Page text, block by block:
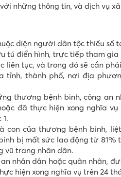
những thông tin, và dịch vụ
diện người dân tộc thiểu số
tú điển hình, trực tiếp tham
liên tục, và trong đó sẽ cần
tỉnh, thành phố, nơi địa
thương bệnh binh, công an
đã thực hiện xong nghĩa
con của thương bệnh binh,
bị mất sức lao động từ 81%
vũ trang nhân dân.
nhân dân hoặc quân nhân,
hiện xong nghĩa vụ trên 24